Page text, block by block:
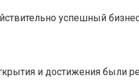
успешный
и достижения были